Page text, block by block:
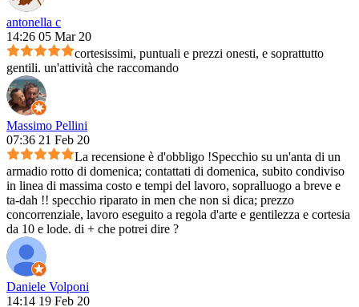
antonella c
14:26 05 Mar 20
cortesissimi, puntuali e prezzi onesti, e soprattutto
gentili. un'attività che raccomando
Massimo Pellini
07:36 21 Feb 20
La recensione è d'obbligo !Specchio su un'anta di un
armadio rotto di domenica; contattati di domenica, subito condiviso
in linea di massima costo e tempi del lavoro, sopralluogo a breve e
ta-dah !! specchio riparato in men che non si dica; prezzo
concorrenziale, lavoro eseguito a regola d'arte e gentilezza e cortesia
da 10 e lode. di + che potrei dire ?
Daniele Volponi
14:14 19 Feb 20